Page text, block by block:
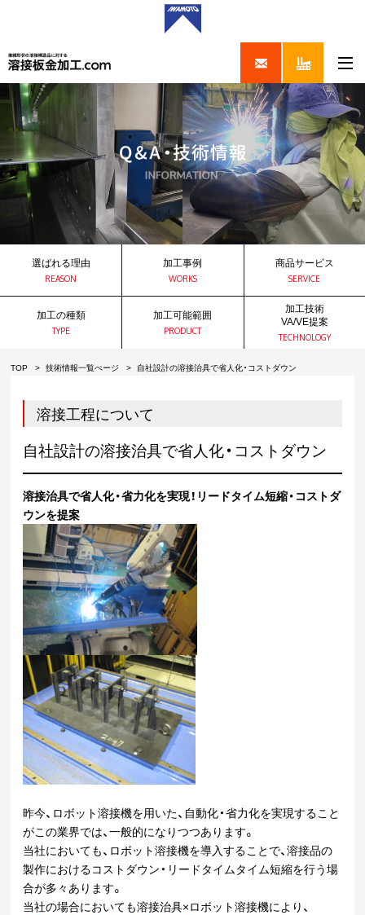
選ばれる理由
REASON
加工事例
WORKS
商品サービス
SERVICE
加工の種類
TYPE
加工可能範囲
PRODUCT
加工技術
VA/VE提案
TECHNOLOGY
TOP 技術情報一覧ぺージ 自社設計の溶接治具で省人化・コストダウン
溶接工程について
自社設計の溶接治具で省人化・コストダウン
溶接治具で省人化・省力化を実現！リードタイム短縮・コストダ
ウンを提案
昨今、ロボット溶接機を用いた、自動化・省力化を実現すること
がこの業界では、一般的になりつつあります。
当社においても、ロボット溶接機を導入することで、溶接品の
製作におけるコストダウン・リードタイムタイム短縮を行う場
合が多々あります。
当社の場合においても溶接治具×ロボット溶接機により、